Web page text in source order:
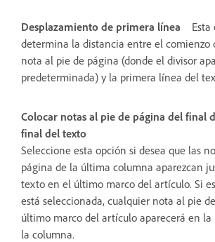
Desplazamiento de primera línea
Esta
determina la distancia entre el comienzo
nota al pie de página (donde el divisor
predeterminada) y la primera línea del
Colocar notas al pie de página del final
final del texto
Seleccione esta opción si desea que las
página de la última columna aparezcan
texto en el último marco del artículo. Si
está seleccionada, cualquier nota al pie
último marco del artículo aparecerá en
la columna.